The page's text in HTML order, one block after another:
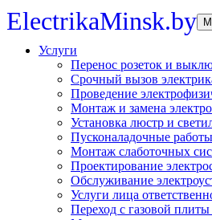
ElectrikaMinsk.by
Услуги
Перенос розеток и
Срочный вызов
Проведение
Монтаж и замена
Установка люстр и
Пусконаладочные работы
Монтаж слаботочных
Проектирование
Обслуживание
Услуги лица
Переход с газовой